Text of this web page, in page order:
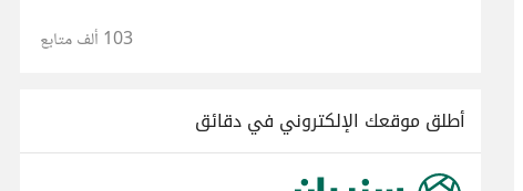
103 ألف متابع
أطلق موقعك الإلكتروني في دقائق